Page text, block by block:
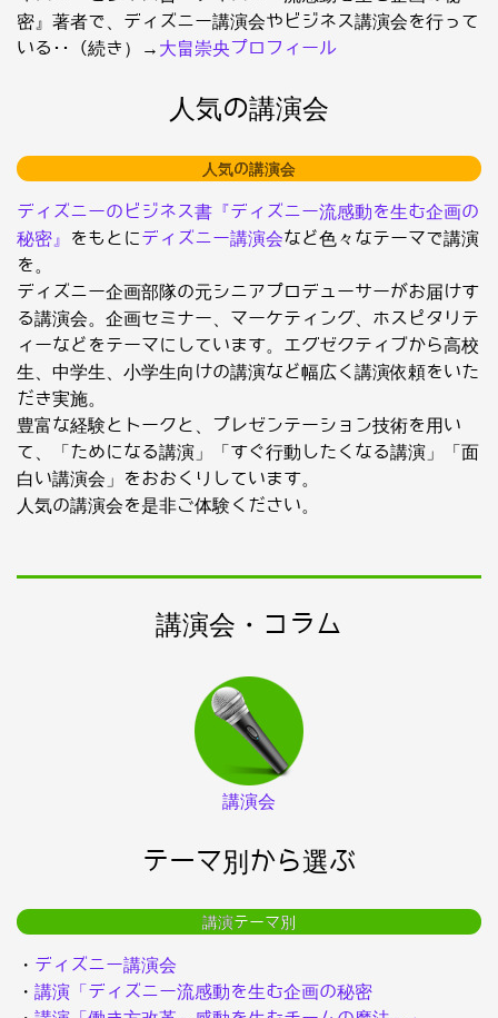
密』著者で、ディズニー講演会やビジネス講演会を行って
いる･･（続き）→ 大畠崇央プロフィール
人気の講演会
人気の講演会
ディズニーのビジネス書『ディズニー流感動を生む企画の
秘密』
をもとにディズニー講演会など色々なテーマで講演
を。
ディズニー企画部隊の元シニアプロデューサーがお届けす
る講演会。企画セミナー、マーケティング、ホスピタリテ
ィーなどをテーマにしています。エグゼクティブから高校
生、中学生、小学生向けの講演など幅広く講演依頼をいた
だき実施。
豊富な経験とトークと、プレゼンテーション技術を用い
て、「ためになる講演」「すぐ行動したくなる講演」「面
白い講演会」をおおくりしています。
人気の講演会を是非ご体験ください。
講演会・コラム
講演会
テーマ別から選ぶ
講演テーマ別
・ ディズニー講演会
・ 講演「ディズニー流感動を生む企画の秘密